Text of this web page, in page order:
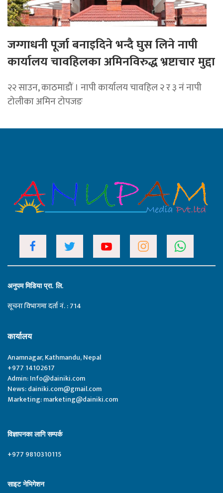
जग्गाधनी पूर्जा बनाइदिने भन्दै घुस लिने नापी
कार्यालय चावहिलका अमिनविरुद्ध भ्रष्टाचार मुद्दा
२२ साउन, काठमाडौं । नापी कार्यालय चावहिल २ र ३ नं नापी
टोलीका अमिन टोपजङ
अनुपम मिडिया प्रा. लि.
सूचना विभागमा दर्ता नं. : 714
कार्यालय
Anamnagar, Kathmandu, Nepal
+977 14102617
Admin:Info@dainiki.com
News:dainiki.com@gmail.com
Marketing:marketing@dainiki.com
विज्ञापनका लागि सम्पर्क
+977 9810310115
साइट नेभिगेशन